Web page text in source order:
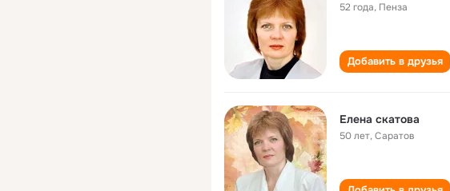
52 года, Пенза
Добавить в друзья
Елена скатова
50 лет,Саратов